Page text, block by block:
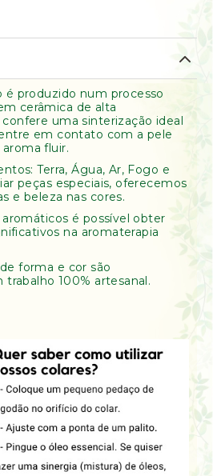
é produzido num processo
cerâmica de alta
uma sinterização ideal
em contato com a pele
fluir.
Terra, Água, Ar, Fogo e
peças especiais, oferecemos
e beleza nas cores.
é possível obter
na aromaterapia
forma e cor são
trabalho 100% artesanal.